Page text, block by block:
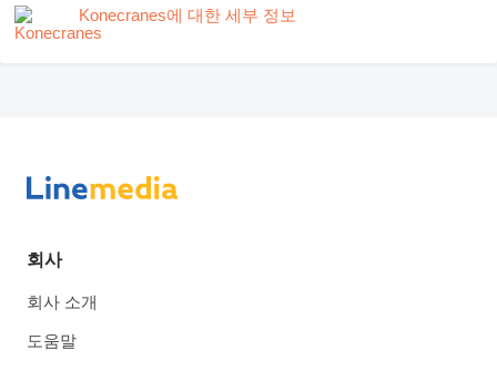
Konecranes에 대한 세부 정보
회사
회사 소개
도움말